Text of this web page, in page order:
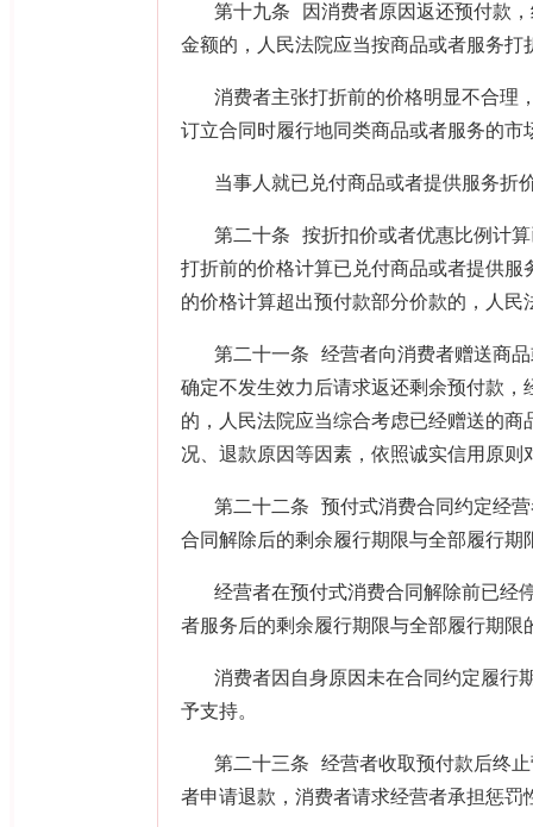
第十九条 因消费者原因返还预付款
金额的，人民法院应当按商品或者服务
消费者主张打折前的价格明显不合理
订立合同时履行地同类商品或者服务的
当事人就已兑付商品或者提供服务折
第二十条 按折扣价或者优惠比例计
打折前的价格计算已兑付商品或者提供
的价格计算超出预付款部分价款的，人民
第二十一条 经营者向消费者赠送商
确定不发生效力后请求返还剩余预付款
的，人民法院应当综合考虑已经赠送的
况、退款原因等因素，依照诚实信用原
第二十二条 预付式消费合同约定经
合同解除后的剩余履行期限与全部履行
经营者在预付式消费合同解除前已经
者服务后的剩余履行期限与全部履行期
消费者因自身原因未在合同约定履行
予支持。
第二十三条 经营者收取预付款后终
者申请退款，消费者请求经营者承担惩